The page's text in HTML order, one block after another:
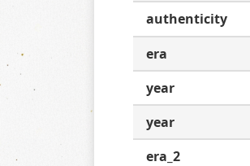
authenticity
era
year
year
era_2